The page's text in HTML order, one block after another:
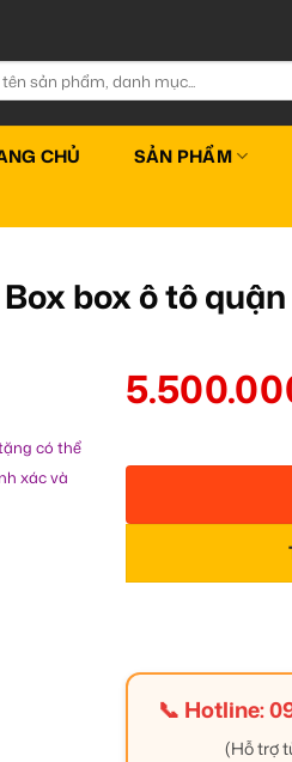
CHỦ SẢN PHẨM
box ô tô
có thể
xác và
📞 Hotline:
(Hỗ trợ